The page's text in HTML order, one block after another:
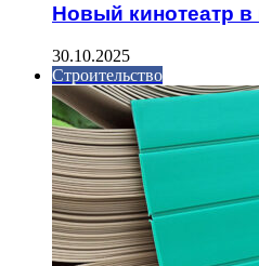
Новый кинотеатр в
30.10.2025
Строительство